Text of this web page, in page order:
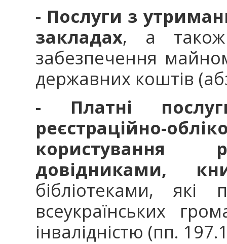
- Послуги з
закладах, а також
забезпечення
державних коштів
- Платні
реєстраційно-
користування
довідниками,
бібліотеками, які
всеукраїнських
інвалідністю (пп.